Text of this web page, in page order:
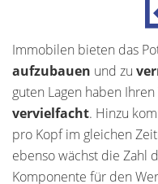
Immobilen bieten das
aufzubauen und zu
guten Lagen haben
vervielfacht. Hinzu
pro Kopf im gleichen
ebenso wächst die Zahl
Komponente für den